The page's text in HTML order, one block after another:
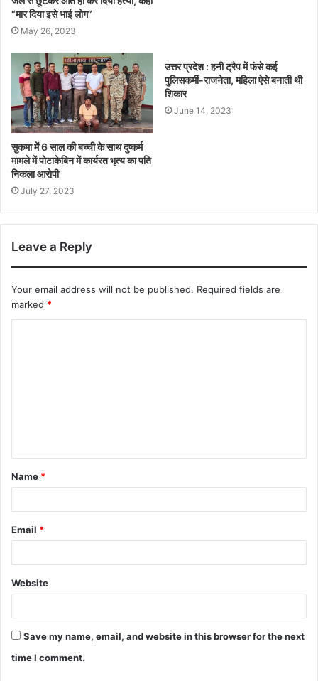
“मार दिया इसे भाई लोग”
May 26, 2023
सुकमा में 6 साल की बच्ची के साथ दुष्कर्म
मामले में पोटाकेबिन में कार्यरत भृत्य का पति
निकला आरोपी
July 27, 2023
उत्तर प्रदेश : हनी ट्रैप में फंसे कई
पुलिसकर्मी-राजनेता, महिला ऐसे बनाती थी
शिकार
June 14, 2023
Leave a Reply
Your email address will not be published. Required fields are
marked *
t
*
Name *
Email *
Website
Save my name, email, and website in this browser for the next
time I comment.